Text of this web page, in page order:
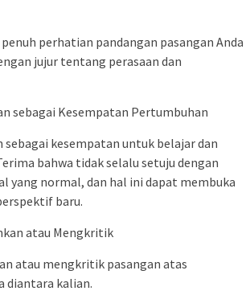
perhatian pandangan pasangan Anda
jujur tentang perasaan dan
sebagai Kesempatan Pertumbuhan
sebagai kesempatan untuk belajar dan
bahwa tidak selalu setuju dengan
yang normal, dan hal ini dapat membuka
baru.
atau Mengkritik
atau mengkritik pasangan atas
diantara kalian.